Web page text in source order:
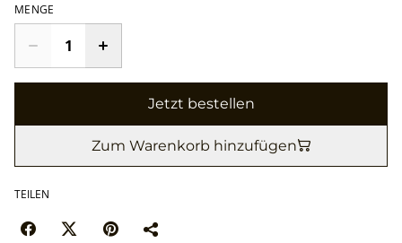
MENGE
Jetzt bestellen
Zum Warenkorb hinzufügen
TEILEN